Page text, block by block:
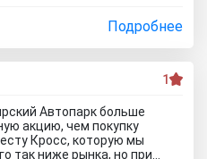
автомобиль.
кузов и плавают зазоры
что после ДТП не вытянуты
крыла, да и без разницы
как по техническим
ВЫШЕ обещанных на
что сайт не оферта, все
уточнял мне тоже
машины актуальна..развод
Подробнее
1
Автопарк больше
акцию, чем покупку
Кросс, которую мы
так ниже рынка, но при